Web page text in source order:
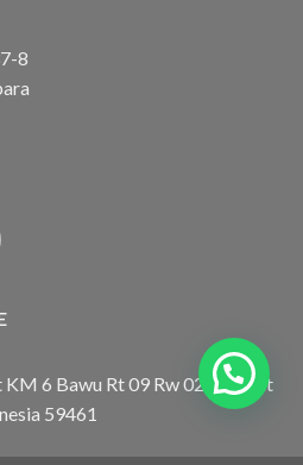
8
KM 6 Bawu Rt 09 Rw 02 Batealit
59461